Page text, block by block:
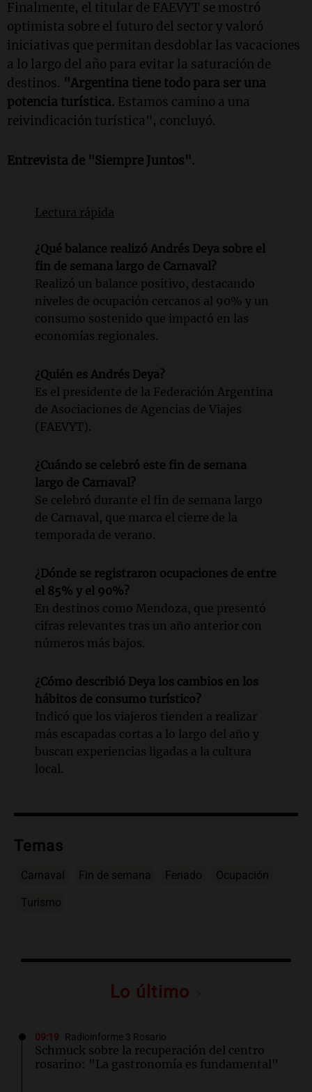
Finalmente, el titular de FAEVYT se mostró
optimista sobre el futuro del sector y valoró
iniciativas que permitan desdoblar las vacaciones
a lo largo del año para evitar la saturación de
destinos. "Argentina tiene todo para ser una
potencia turística. Estamos camino a una
reivindicación turística", concluyó.
Entrevista de "Siempre Juntos".
Lectura rápida
¿Qué balance realizó Andrés Deya sobre el
fin de semana largo de Carnaval?
Realizó un balance positivo, destacando
niveles de ocupación cercanos al 90% y un
consumo sostenido que impactó en las
economías regionales.
¿Quién es Andrés Deya?
Es el presidente de la Federación Argentina
de Asociaciones de Agencias de Viajes
(FAEVYT).
¿Cuándo se celebró este fin de semana
largo de Carnaval?
Se celebró durante el fin de semana largo
de Carnaval, que marca el cierre de la
temporada de verano.
¿Dónde se registraron ocupaciones de entre
el 85% y el 90%?
En destinos como Mendoza, que presentó
cifras relevantes tras un año anterior con
números más bajos.
¿Cómo describió Deya los cambios en los
hábitos de consumo turístico?
Indicó que los viajeros tienden a realizar
más escapadas cortas a lo largo del año y
buscan experiencias ligadas a la cultura
local.
Temas
Carnaval Fin de semana Feriado Ocupación
Turismo
Lo último
09:19 Radioinforme 3 Rosario
Schmuck sobre la recuperación del centro
rosarino: "La gastronomía es fundamental"